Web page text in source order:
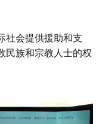
社会提供援助和支
民族和宗教人士的权